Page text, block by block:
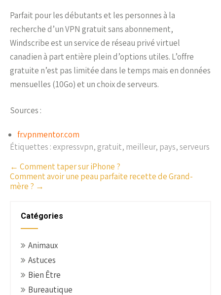
Parfait pour les débutants et les personnes à la
recherche d’un VPN gratuit sans abonnement,
Windscribe est un service de réseau privé virtuel
canadien à part entière plein d’options utiles. L’offre
gratuite n’est pas limitée dans le temps mais en données
mensuelles (10Go) et un choix de serveurs.
Sources :
fr.vpnmentor.com
Étiquettes : expressvpn, gratuit, meilleur, pays,serveurs
P
o
s
← Comment taper sur iPhone ?
Comment avoir une peau parfaite recette de Grand-
mère ? →
Catégories
Animaux
Astuces
Bien Être
Bureautique